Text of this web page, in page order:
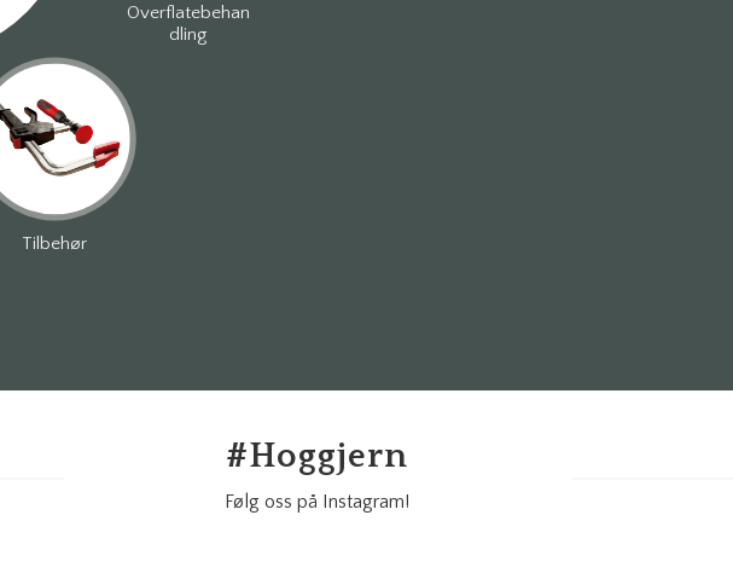
Overflatebehan
dling
Tilbehør
#Hoggjern
Følg oss på Instagram!